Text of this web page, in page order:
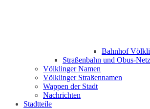
Bahnhof
Straßenbahn und Obus-Netz
Völklinger Namen
Völklinger Straßennamen
Wappen der Stadt
Nachrichten
Stadtteile